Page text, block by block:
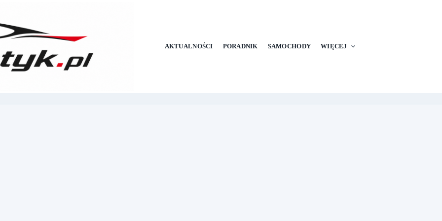
AKTUALNOŚCI PORADNIK SAMOCHODY WIĘCEJ